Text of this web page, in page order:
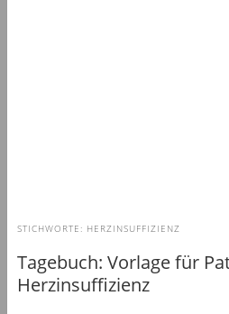
STICHWORTE: HERZINSUFFIZIENZ
Tagebuch: Vorlage für
Herzinsuffizienz